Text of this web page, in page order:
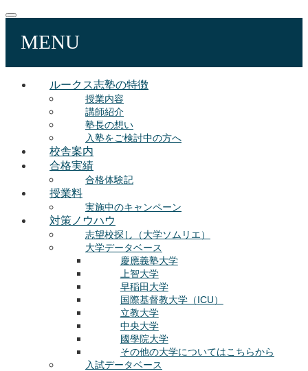
MENU
ルークス志塾の特徴
授業内容
講師紹介
塾長の想い
入塾をご検討中の方へ
校舎案内
合格実績
合格体験記
授業料
実施中のキャンペーン
対策ノウハウ
志望校探し（大学ソムリエ）
大学データベース
慶應義塾大学
上智大学
早稲田大学
国際基督教大学（ICU）
立教大学
中央大学
國學院大学
その他の大学についてはこちらから
入試データベース